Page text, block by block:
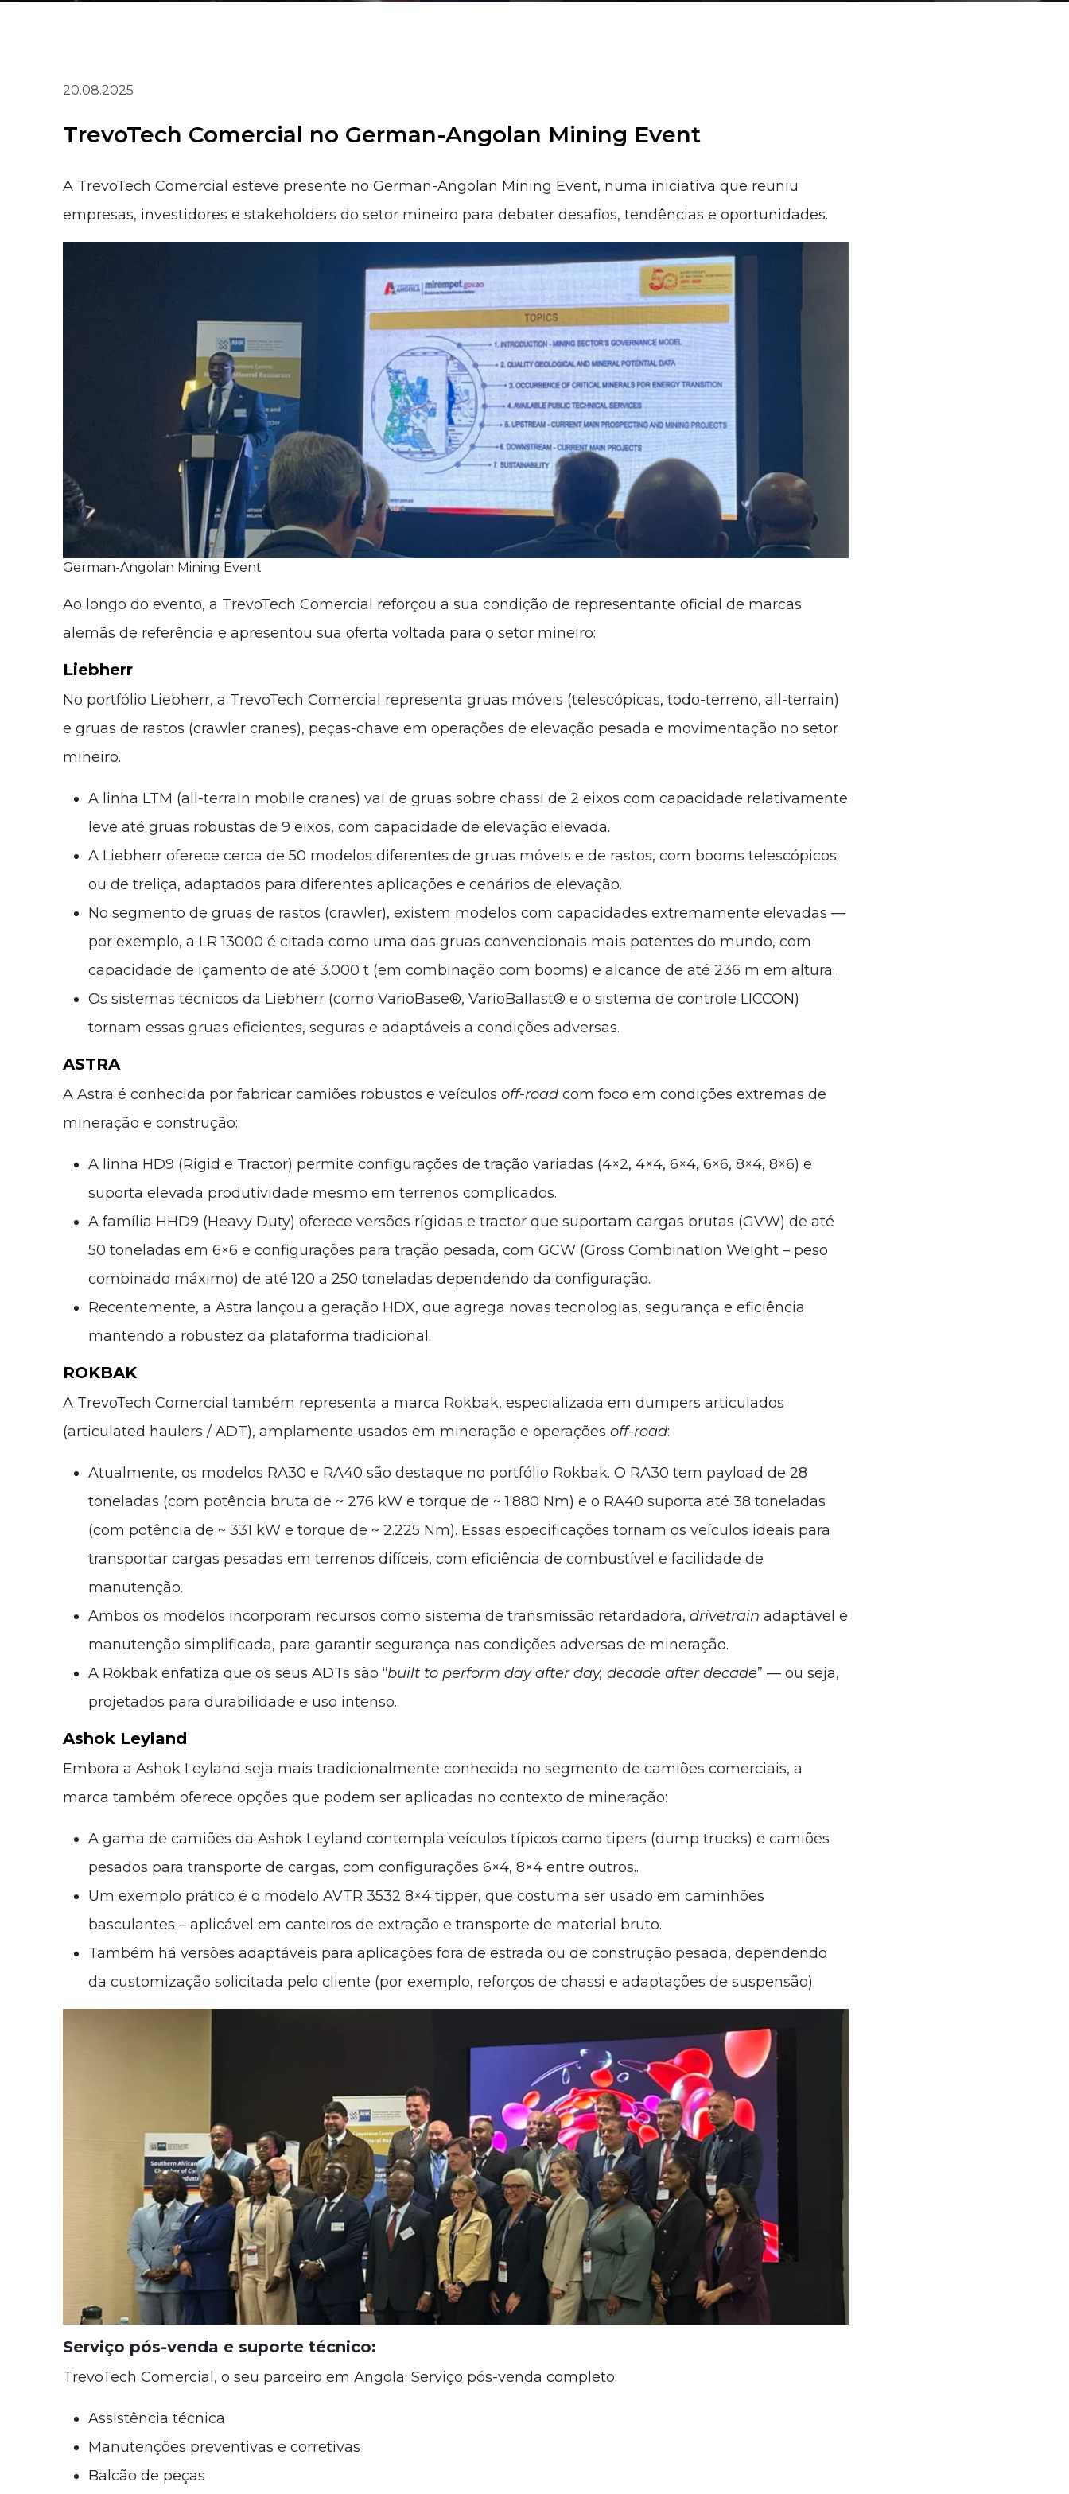
20.08.2025
TrevoTech Comercial no German-Angolan Mining Event
A TrevoTech Comercial esteve presente no German-Angolan Mining Event, numa iniciativa que reuniu
empresas, investidores e stakeholders do setor mineiro para debater desafios, tendências e oportunidades.
German-Angolan Mining Event
Ao longo do evento, a TrevoTech Comercial reforçou a sua condição de representante oficial de marcas
alemãs de referência e apresentou sua oferta voltada para o setor mineiro:
Liebherr
No portfólio Liebherr, a TrevoTech Comercial representa gruas móveis (telescópicas, todo-terreno, all-terrain)
e gruas de rastos (crawler cranes), peças-chave em operações de elevação pesada e movimentação no setor
mineiro.
A linha LTM (all-terrain mobile cranes) vai de gruas sobre chassi de 2 eixos com capacidade relativamente
leve até gruas robustas de 9 eixos, com capacidade de elevação elevada.
A Liebherr oferece cerca de 50 modelos diferentes de gruas móveis e de rastos, com booms telescópicos
ou de treliça, adaptados para diferentes aplicações e cenários de elevação.
No segmento de gruas de rastos (crawler), existem modelos com capacidades extremamente elevadas —
por exemplo, a LR 13000 é citada como uma das gruas convencionais mais potentes do mundo, com
capacidade de içamento de até 3.000 t (em combinação com booms) e alcance de até 236 m em altura.
Os sistemas técnicos da Liebherr (como VarioBase®, VarioBallast® e o sistema de controle LICCON)
tornam essas gruas eficientes, seguras e adaptáveis a condições adversas.
ASTRA
A Astra é conhecida por fabricar camiões robustos e veículosoff-road com foco em condições extremas de
mineração e construção:
A linha HD9 (Rigid e Tractor) permite configurações de tração variadas (4×2, 4×4, 6×4, 6×6, 8×4, 8×6) e
suporta elevada produtividade mesmo em terrenos complicados.
A família HHD9 (Heavy Duty) oferece versões rígidas e tractor que suportam cargas brutas (GVW) de até
50 toneladas em 6×6 e configurações para tração pesada, com GCW (Gross Combination Weight – peso
combinado máximo) de até 120 a 250 toneladas dependendo da configuração.
Recentemente, a Astra lançou a geração HDX, que agrega novas tecnologias, segurança e eficiência
mantendo a robustez da plataforma tradicional.
ROKBAK
A TrevoTech Comercial também representa a marca Rokbak, especializada em dumpers articulados
(articulated haulers / ADT), amplamente usados em mineração e operaçõesoff-road:
Atualmente, os modelos RA30 e RA40 são destaque no portfólio Rokbak. O RA30 tem payload de 28
toneladas (com potência bruta de ~ 276 kW e torque de ~ 1.880 Nm) e o RA40 suporta até 38 toneladas
(com potência de ~ 331 kW e torque de ~ 2.225 Nm). Essas especificações tornam os veículos ideais para
transportar cargas pesadas em terrenos difíceis, com eficiência de combustível e facilidade de
manutenção.
Ambos os modelos incorporam recursos como sistema de transmissão retardadora,drivetrain adaptável e
manutenção simplificada, para garantir segurança nas condições adversas de mineração.
A Rokbak enfatiza que os seus ADTs são “built to perform day after day, decade after decade” — ou seja,
projetados para durabilidade e uso intenso.
Ashok Leyland
Embora a Ashok Leyland seja mais tradicionalmente conhecida no segmento de camiões comerciais, a
marca também oferece opções que podem ser aplicadas no contexto de mineração:
A gama de camiões da Ashok Leyland contempla veículos tí­picos como tipers (dump trucks) e camiões
pesados para transporte de cargas, com configurações 6×4, 8×4 entre outros..
Um exemplo prático é o modelo AVTR 3532 8×4 tipper, que costuma ser usado em caminhões
basculantes – aplicável em canteiros de extração e transporte de material bruto.
Também há versões adaptáveis para aplicações fora de estrada ou de construção pesada, dependendo
da customização solicitada pelo cliente (por exemplo, reforços de chassi e adaptações de suspensão).
Serviço pós-venda e suporte técnico:
TrevoTech Comercial, o seu parceiro em Angola: Serviço pós-venda completo:
Assistência técnica
Manutenções preventivas e corretivas
Balcão de peças